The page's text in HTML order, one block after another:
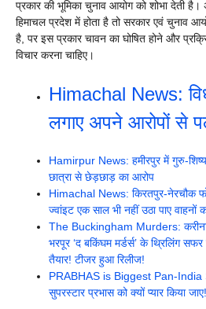
प्रकार की भूमिका चुनाव आयोग को शोभा देती है।
हिमाचल प्रदेश में होता है तो सरकार एवं चुनाव
है, पर इस प्रकार चावन का घोषित होने और
विचार करना चाहिए।
Himachal News:
लगाए अपने आरोपों से
Hamirpur News: हमीरपुर में गुरु-शिष्या
छात्रा से छेड़छाड़ का आरोप
Himachal News: किरतपुर-नेरचौक
ज्वांइट एक साल भी नहीं उठा पाए वाहनों
The Buckingham Murders:
भरपूर ‘द बकिंघम मर्डर्स’ के थ्रिलिंग
तैयार! टीजर हुआ रिलीज!
PRABHAS is Biggest Pan-India
सुपरस्टार प्रभास को क्यों प्यार किया